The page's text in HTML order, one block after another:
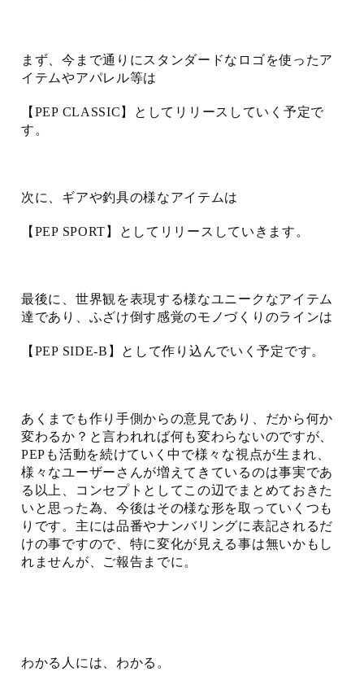
まず、今まで通りにスタンダードなロゴを使ったア
イテムやアパレル等は
【PEP CLASSIC】としてリリースしていく予定で
す。
次に、ギアや釣具の様なアイテムは
【PEP SPORT】としてリリースしていきます。
最後に、世界観を表現する様なユニークなアイテム
達であり、ふざけ倒す感覚のモノづくりのラインは
【PEP SIDE-B】として作り込んでいく予定です。
あくまでも作り手側からの意見であり、だから何か
変わるか？と言われれば何も変わらないのですが、
PEPも活動を続けていく中で様々な視点が生まれ、
様々なユーザーさんが増えてきているのは事実であ
る以上、コンセプトとしてこの辺でまとめておきた
いと思った為、今後はその様な形を取っていくつも
りです。主には品番やナンバリングに表記されるだ
けの事ですので、特に変化が見える事は無いかもし
れませんが、ご報告までに。
わかる人には、わかる。